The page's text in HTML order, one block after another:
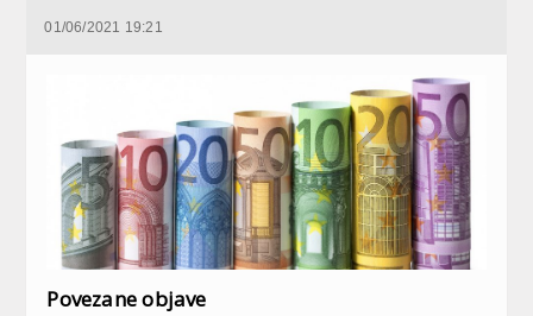
01/06/2021 19:21
Povezane objave